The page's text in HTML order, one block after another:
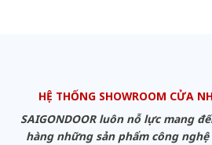
HỆ THỐNG SHOWROOM CỬA
SAIGONDOOR luôn nỗ lực mang
hàng những sản phẩm công